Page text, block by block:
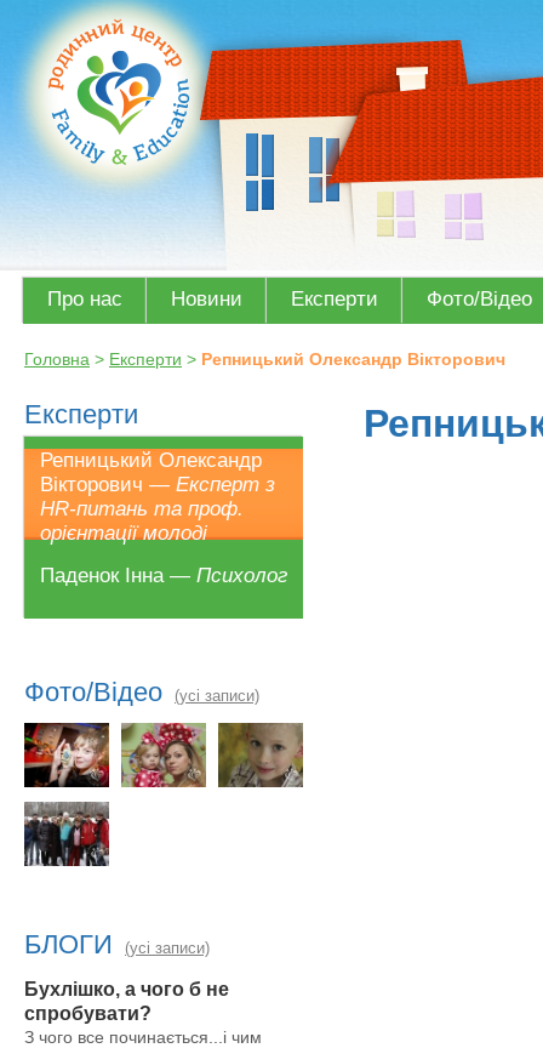
Про нас Новини Експерти Фото/Відео
Головна > Експерти > Репницький Олександр Вікторович
Експерти
Репницький Олександр
Вікторович — Експерт з
НR-питань та проф.
орієнтації молоді
Паденок Інна — Психолог
Фото/Відео (усі записи)
БЛОГИ (усі записи)
Бухлішко, а чого б не
спробувати?
З чого все починається...і чим